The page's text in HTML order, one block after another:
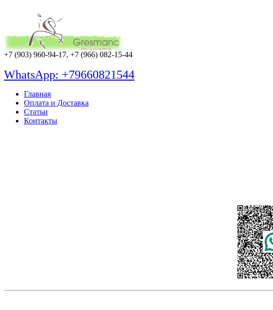
+7 (903) 960-94-17, +7 (966) 082-15-44
WhatsApp: +79660821544
Главная
Оплата и Доставка
Статьи
Контакты